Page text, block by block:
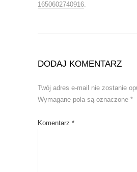
1650602740916.
DODAJ KOMENTARZ
Twój adres e-mail nie zostanie
Wymagane pola są oznaczone *
Komentarz *